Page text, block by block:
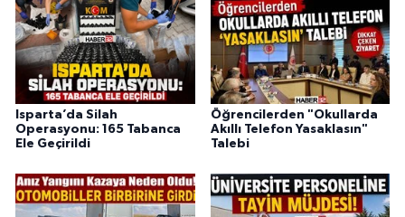
Isparta’da Silah
Operasyonu: 165 Tabanca
Ele Geçirildi
Öğrencilerden "Okullarda
Akıllı Telefon Yasaklasın"
Talebi